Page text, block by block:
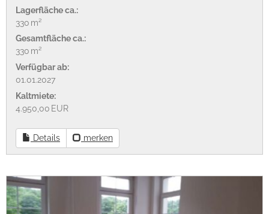
Lagerfläche ca.:
330 m²
Gesamtfläche ca.:
330 m²
Verfügbar ab:
01.01.2027
Kaltmiete:
4.950,00 EUR
Details merken